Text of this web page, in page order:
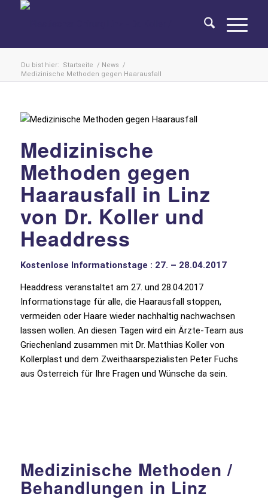
Du bist hier: Startseite / News /
Medizinische Methoden gegen Haarausfall
Medizinische
Methoden gegen
Haarausfall in Linz
von Dr. Koller und
Headdress
Kostenlose Informationstage : 27. – 28.04.2017
Headdress veranstaltet am 27. und 28.04.2017
Informationstage für alle, die Haarausfall stoppen,
vermeiden oder Haare wieder nachhaltig nachwachsen
lassen wollen. An diesen Tagen wird ein Ärzte-Team aus
Griechenland zusammen mit Dr. Matthias Koller von
Kollerplast und dem Zweithaarspezialisten Peter Fuchs
aus Österreich für Ihre Fragen und Wünsche da sein.
Medizinische Methoden /
Behandlungen in Linz